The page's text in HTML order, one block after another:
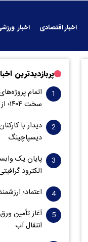
اخبار اقتصادی
اخبار
پربازدیدترین
اتمام
سخت ۱۴۰۴؛ از تأمین پایدار آب تا خودتأمینی انرژی
دیدار با
دیسپاچینگ
پایان یک
الکترود
اعتماد؛
آغاز تأمین
انتقال آب